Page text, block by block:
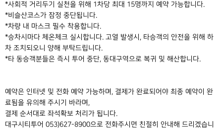
*사회적 거리두기 실천을 위해 1차당 최대 15명까지 예약 가능합니다.
*비슬산코스가 잠정 중단됩니다.
*차량 내 마스크 필수 착용합니다.
*승차시마다 체온체크 실시합니다. 고열 발생시, 타승객의 안전을 위해 하
차 조치되오니 양해 부탁드립니다.
*타 동승객분들은 즉시 투어 중단, 동대구역으로 복귀 및 해산합니다.
예약은 인터넷 및 전화 예약 가능하며, 결제가 완료되어야 최종 예약이 완
료됨을 유의해 주시기 바라며,
결제 순서대로 좌석확보 처리가 됩니다.
대구시티투어 053)627-8900으로 전화주시면 친절히 안내해 드리겠습니